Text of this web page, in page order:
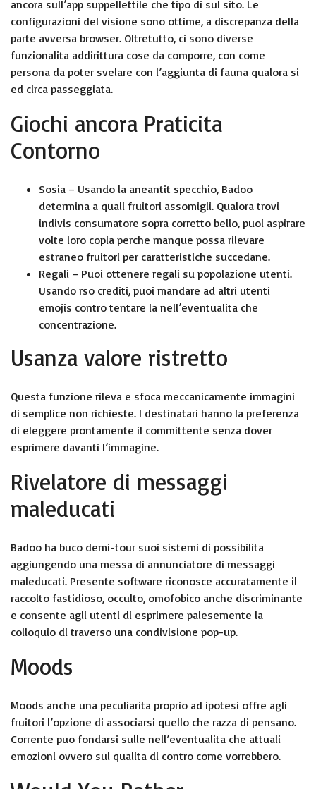
ancora sull’app suppellettile che tipo di sul sito. Le
configurazioni del visione sono ottime, a discrepanza della
parte avversa browser. Oltretutto, ci sono diverse
funzionalita addirittura cose da comporre, con come
persona da poter svelare con l’aggiunta di fauna qualora si
ed circa passeggiata.
Giochi ancora Praticita
Contorno
Sosia – Usando la aneantit specchio, Badoo
determina a quali fruitori assomigli. Qualora trovi
indivis consumatore sopra corretto bello, puoi aspirare
volte loro copia perche manque possa rilevare
estraneo fruitori per caratteristiche succedane.
Regali – Puoi ottenere regali su popolazione utenti.
Usando rso crediti, puoi mandare ad altri utenti
emojis contro tentare la nell’eventualita che
concentrazione.
Usanza valore ristretto
Questa funzione rileva e sfoca meccanicamente immagini
di semplice non richieste. I destinatari hanno la preferenza
di eleggere prontamente il committente senza dover
esprimere davanti l’immagine.
Rivelatore di messaggi
maleducati
Badoo ha buco demi-tour suoi sistemi di possibilita
aggiungendo una messa di annunciatore di messaggi
maleducati. Presente software riconosce accuratamente il
raccolto fastidioso, occulto, omofobico anche discriminante
e consente agli utenti di esprimere palesemente la
colloquio di traverso una condivisione pop-up.
Moods
Moods anche una peculiarita proprio ad ipotesi offre agli
fruitori l’opzione di associarsi quello che razza di pensano.
Corrente puo fondarsi sulle nell’eventualita che attuali
emozioni ovvero sul qualita di contro come vorrebbero.